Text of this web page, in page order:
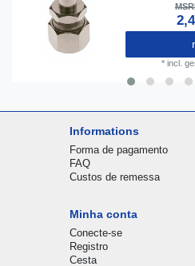
* incl.
Informations
Forma de pagamento
FAQ
Custos de remessa
Minha conta
Conecte-se
Registro
Cesta